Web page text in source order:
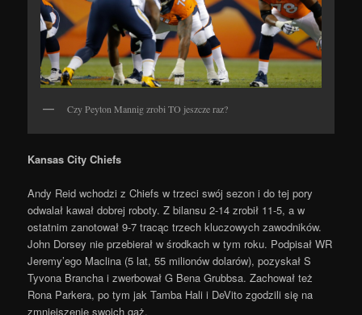
Czy Peyton Mannig zrobi TO jeszcze raz?
Kansas City Chiefs
Andy Reid wchodzi z Chiefs w trzeci swój sezon i do tej pory
odwalał kawał dobrej roboty. Z bilansu 2-14 zrobił 11-5, a w
ostatnim zanotował 9-7 tracąc trzech kluczowych zawodników.
John Dorsey nie przebierał w środkach w tym roku. Podpisał WR
Jeremy’ego Maclina (5 lat, 55 milionów dolarów), pozyskał S
Tyvona Brancha i zwerbował G Bena Grubbsa. Zachował też
Rona Parkera, po tym jak Tamba Hali i DeVito zgodzili się na
zmniejszenie swoich gaż.